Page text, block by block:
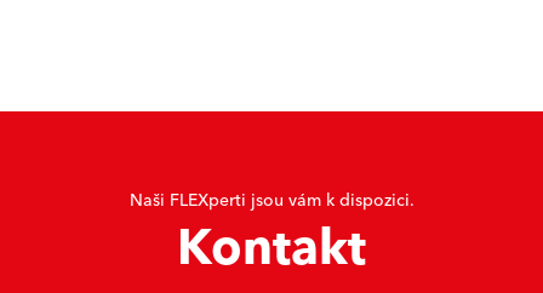
Naši FLEXperti jsou vám k dispozici.
Kontakt